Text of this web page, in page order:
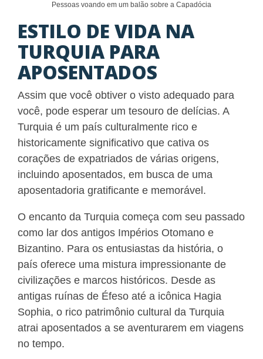
Pessoas voando em um balão sobre a Capadócia
ESTILO DE VIDA NA
TURQUIA PARA
APOSENTADOS
Assim que você obtiver o visto adequado para
você, pode esperar um tesouro de delícias. A
Turquia é um país culturalmente rico e
historicamente significativo que cativa os
corações de expatriados de várias origens,
incluindo aposentados, em busca de uma
aposentadoria gratificante e memorável.
O encanto da Turquia começa com seu passado
como lar dos antigos Impérios Otomano e
Bizantino. Para os entusiastas da história, o
país oferece uma mistura impressionante de
civilizações e marcos históricos. Desde as
antigas ruínas de Éfeso até a icônica Hagia
Sophia, o rico patrimônio cultural da Turquia
atrai aposentados a se aventurarem em viagens
no tempo.